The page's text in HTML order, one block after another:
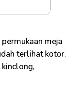
permukaan meja
terlihat kotor.